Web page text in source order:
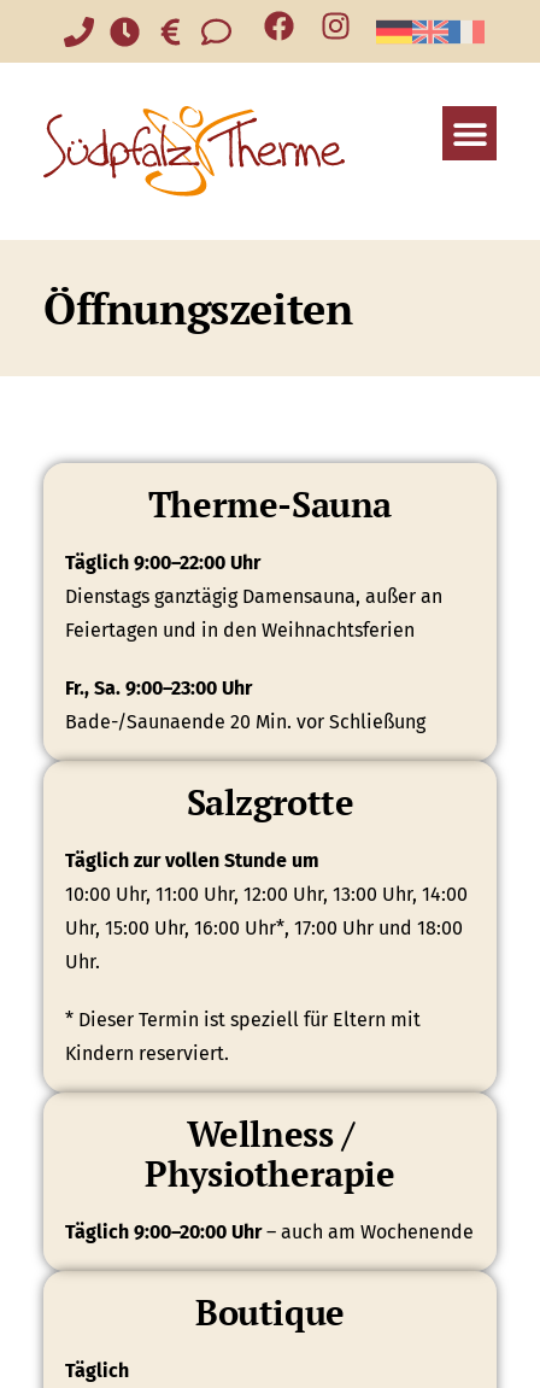
Öffnungszeiten
Therme-Sauna
Täglich 9:00–22:00 Uhr
Dienstags ganztägig Damensauna, außer an
Feiertagen und in den Weihnachtsferien
Fr., Sa. 9:00–23:00 Uhr
Bade-/Saunaende 20 Min. vor Schließung
Salzgrotte
Täglich zur vollen Stunde um
10:00 Uhr, 11:00 Uhr, 12:00 Uhr, 13:00 Uhr, 14:00
Uhr, 15:00 Uhr, 16:00 Uhr*, 17:00 Uhr und 18:00
Uhr.
* Dieser Termin ist speziell für Eltern mit
Kindern reserviert.
Wellness /
Physiotherapie
Täglich 9:00–20:00 Uhr– auch am Wochenende
Boutique
Täglich